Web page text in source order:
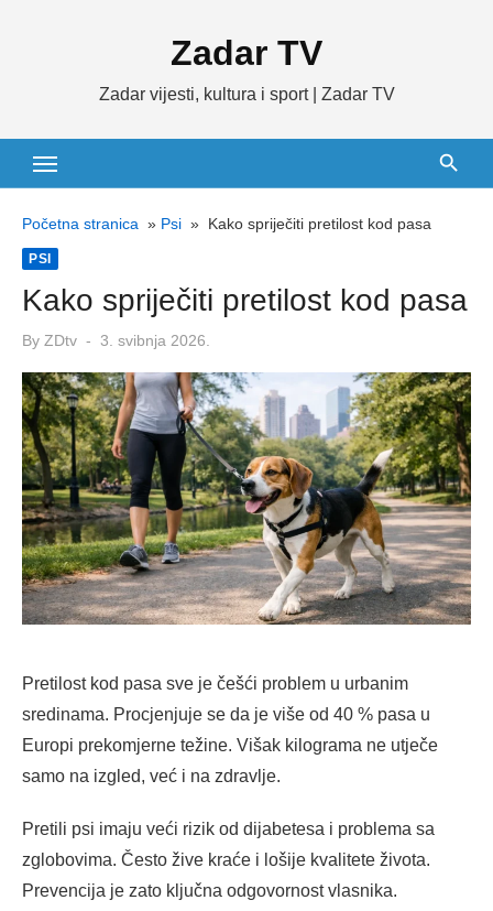
Zadar TV
Zadar vijesti, kultura i sport | Zadar TV
Početna stranica » Psi » Kako spriječiti pretilost kod pasa
PSI
Kako spriječiti pretilost kod pasa
By ZDtv
Posted
3. svibnja 2026.
Pretilost kod pasa sve je češći problem u urbanim
sredinama. Procjenjuje se da je više od 40 % pasa u
Europi prekomjerne težine. Višak kilograma ne utječe
samo na izgled, već i na zdravlje.
Pretili psi imaju veći rizik od dijabetesa i problema sa
zglobovima. Često žive kraće i lošije kvalitete života.
Prevencija je zato ključna odgovornost vlasnika.